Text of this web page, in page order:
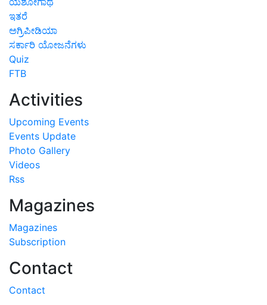
ಇತರೆ
ಅಗ್ರಿಪೀಡಿಯಾ
ಸರ್ಕಾರಿ ಯೋಜನೆಗಳು
Quiz
FTB
Activities
Upcoming Events
Events Update
Photo Gallery
Videos
Rss
Magazines
Magazines
Subscription
Contact
Contact